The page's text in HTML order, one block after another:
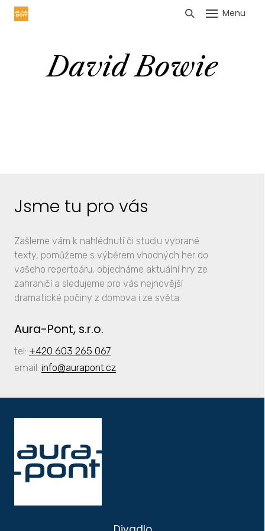
Menu
David Bowie
Jsme tu pro vás
Zašleme vám k nahlédnutí či studiu vybrané
texty, pomůžeme s výběrem vhodných her do
vašeho repertoáru, objednáme aktuální hry ze
zahraničí a sledujeme pro vás nejnovější
dramatické počiny z domova i ze světa.
Aura-Pont, s.r.o.
tel: +420 603 265 067
email: info@aurapont.cz